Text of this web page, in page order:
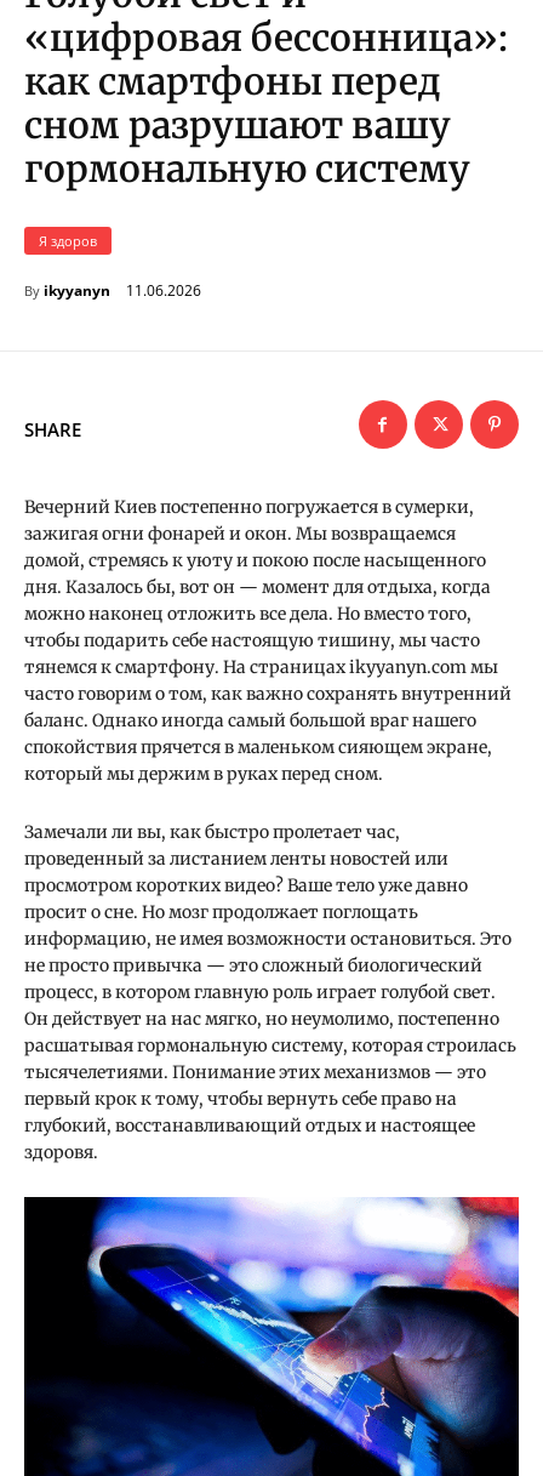
«цифровая бессонница»:
как смартфоны перед
сном разрушают вашу
гормональную систему
Я здоров
By ikyyanyn 11.06.2026
SHARE
Вечерний Киев постепенно погружается в сумерки,
зажигая огни фонарей и окон. Мы возвращаемся
домой, стремясь к уюту и покою после насыщенного
дня. Казалось бы, вот он — момент для отдыха, когда
можно наконец отложить все дела. Но вместо того,
чтобы подарить себе настоящую тишину, мы часто
тянемся к смартфону. На страницах ikyyanyn.com мы
часто говорим о том, как важно сохранять внутренний
баланс. Однако иногда самый большой враг нашего
спокойствия прячется в маленьком сияющем экране,
который мы держим в руках перед сном.
Замечали ли вы, как быстро пролетает час,
проведенный за листанием ленты новостей или
просмотром коротких видео? Ваше тело уже давно
просит о сне. Но мозг продолжает поглощать
информацию, не имея возможности остановиться. Это
не просто привычка — это сложный биологический
процесс, в котором главную роль играет голубой свет.
Он действует на нас мягко, но неумолимо, постепенно
расшатывая гормональную систему, которая строилась
тысячелетиями. Понимание этих механизмов — это
первый крок к тому, чтобы вернуть себе право на
глубокий, восстанавливающий отдых и настоящее
здоровя.